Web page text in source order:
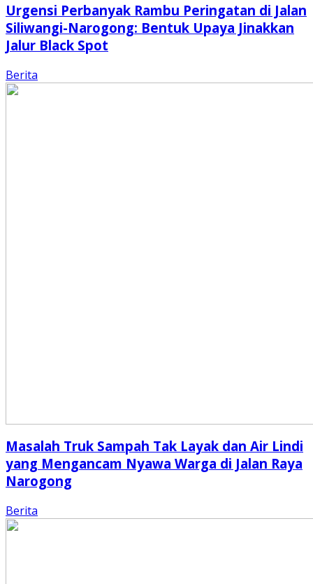
Urgensi Perbanyak Rambu Peringatan di Jalan
Siliwangi-Narogong: Bentuk Upaya Jinakkan
Jalur Black Spot
Berita
Masalah Truk Sampah Tak Layak dan Air Lindi
yang Mengancam Nyawa Warga di Jalan Raya
Narogong
Berita